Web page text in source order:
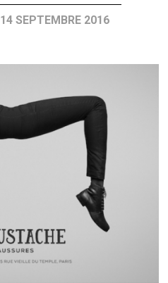
14 SEPTEMBRE 2016